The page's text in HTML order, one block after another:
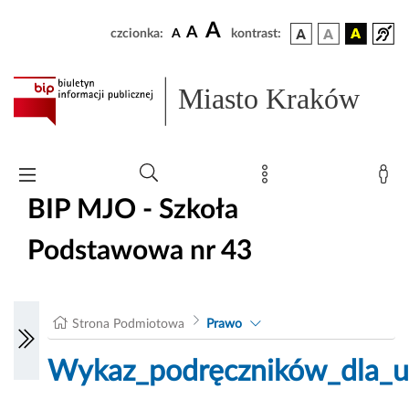
czcionka: A A A kontrast:
Miasto Kraków
BIP MJO - Szkoła
Podstawowa nr 43
Strona Podmiotowa Prawo